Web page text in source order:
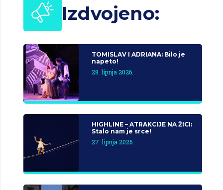
Izdvojeno:
TOMISLAV I ADRIANA: Bilo je
napeto!
28. lipnja 2026.
HIGHLINE – ATRAKCIJE NA ŽICI:
Stalo nam je srce!
27. lipnja 2026.